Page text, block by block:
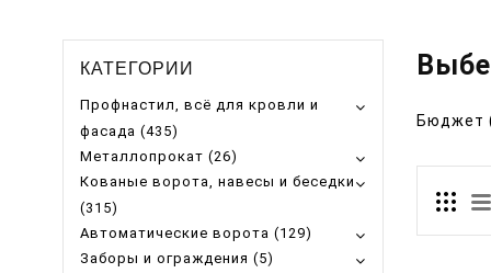
КАТЕГОРИИ
Профнастил, всё для кровли и
фасада (435)
Металлопрокат (26)
Кованые ворота, навесы и беседки
(315)
Автоматические ворота (129)
Заборы и ограждения (5)
Бюджет